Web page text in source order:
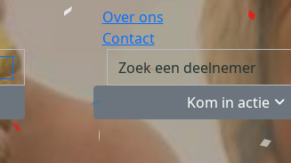
Over ons
Contact
Kom in actie